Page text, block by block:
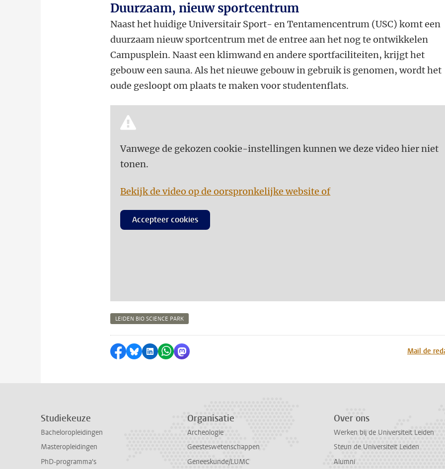
Duurzaam, nieuw sportcentrum
Naast het huidige Universitair Sport- en Tentamencentrum (USC) komt een
duurzaam nieuw sportcentrum met de entree aan het nog te ontwikkelen
Campusplein. Naast een klimwand en andere sportfaciliteiten, krijgt het
gebouw een sauna. Als het nieuwe gebouw in gebruik is genomen, wordt het
oude gesloopt om plaats te maken voor studentenflats.
Vanwege de gekozen cookie-instellingen kunnen we deze video hier niet
tonen.
Bekijk de video op de oorspronkelijke website of
Accepteer cookies
LEIDEN BIO SCIENCE PARK
Delen op Facebook
Delen via Bluesky
Delen op LinkedIn
Delen via WhatsApp
Delen via Mastodon Mail de
Studiekeuze
Bacheloropleidingen
Masteropleidingen
PhD-programma's
Organisatie
Archeologie
Geesteswetenschappen
Geneeskunde/LUMC
Over ons
Werken bij de Universiteit Leiden
Steun de Universiteit Leiden
Alumni